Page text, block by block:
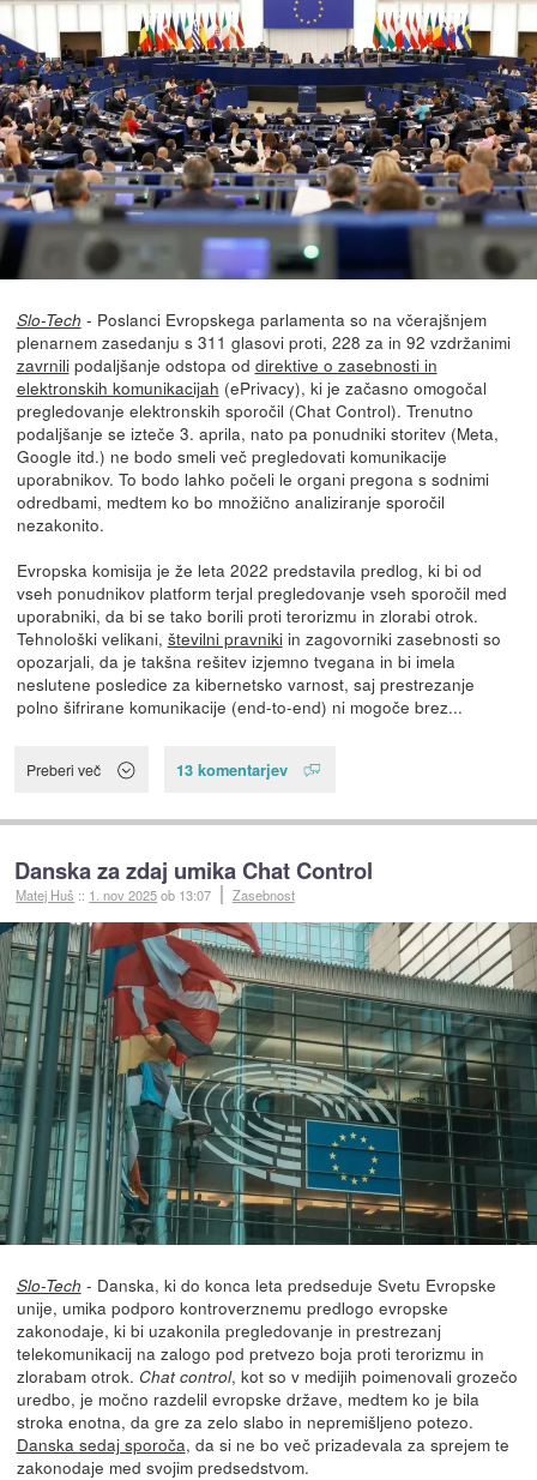
Slo-Tech - Poslanci Evropskega parlamenta so na včerajšnjem
plenarnem zasedanju s 311 glasovi proti, 228 za in 92 vzdržanimi
zavrnilipodaljšanje odstopa od direktive o zasebnosti in
elektronskih komunikacijah (ePrivacy), ki je začasno omogočal
pregledovanje elektronskih sporočil (Chat Control). Trenutno
podaljšanje se izteče 3. aprila, nato pa ponudniki storitev (Meta,
Google itd.) ne bodo smeli več pregledovati komunikacije
uporabnikov. To bodo lahko počeli le organi pregona s sodnimi
odredbami, medtem ko bo množično analiziranje sporočil
nezakonito.
Evropska komisija je že leta 2022 predstavila predlog, ki bi od
vseh ponudnikov platform terjal pregledovanje vseh sporočil med
uporabniki, da bi se tako borili proti terorizmu in zlorabi otrok.
Tehnološki velikani, številni pravnikiin zagovorniki zasebnosti so
opozarjali, da je takšna rešitev izjemno tvegana in bi imela
neslutene posledice za kibernetsko varnost, saj prestrezanje
polno šifrirane komunikacije (end-to-end) ni mogoče brez...
Preberi več 13 komentarjev
Danska za zdaj umika Chat Control
Matej Huš :: 1. nov 2025ob 13:07 Zasebnost
Slo-Tech - Danska, ki do konca leta predseduje Svetu Evropske
unije, umika podporo kontroverznemu predlogo evropske
zakonodaje, ki bi uzakonila pregledovanje in prestrezanj
telekomunikacij na zalogo pod pretvezo boja proti terorizmu in
zlorabam otrok. Chat control, kot so v medijih poimenovali grozečo
uredbo, je močno razdelil evropske države, medtem ko je bila
stroka enotna, da gre za zelo slabo in nepremišljeno potezo.
Danska sedaj sporoča, da si ne bo več prizadevala za sprejem te
zakonodaje med svojim predsedstvom.